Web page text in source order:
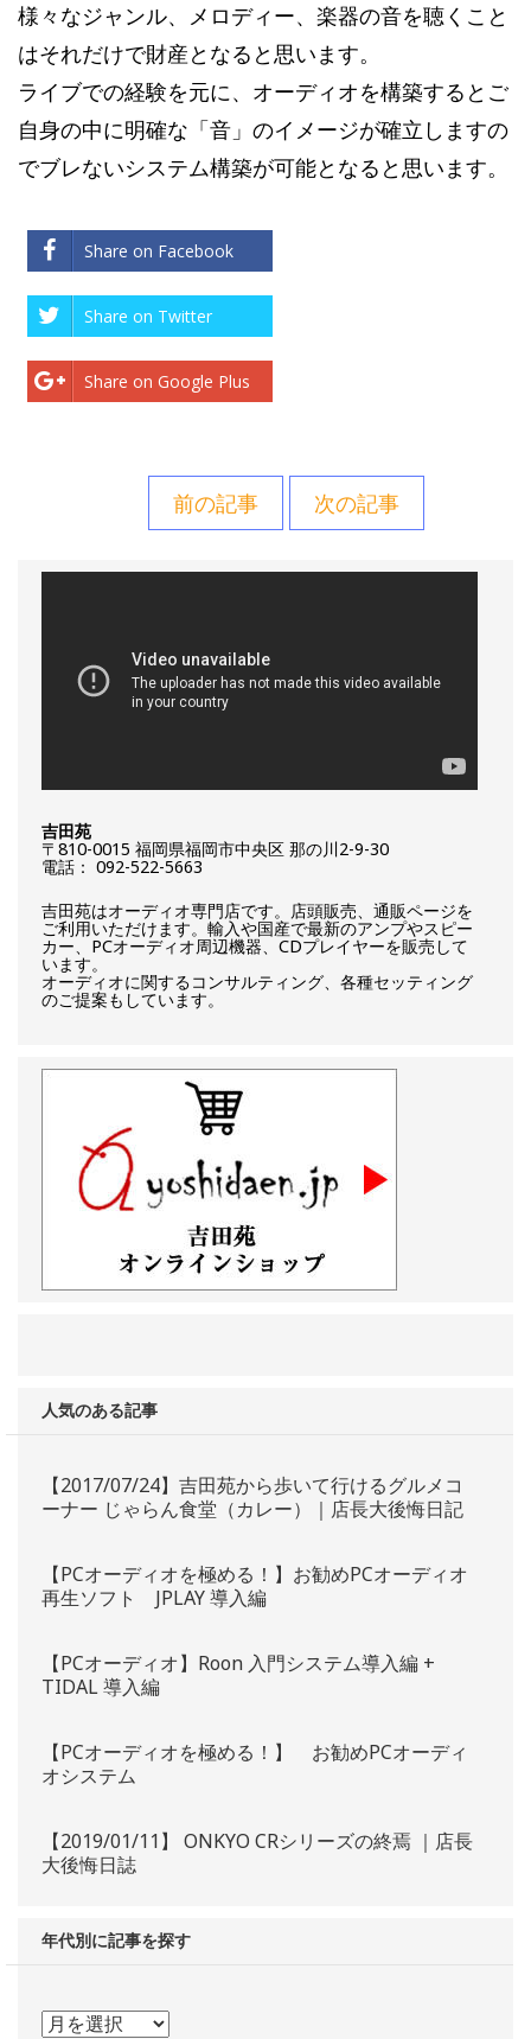
様々なジャンル、メロディー、楽器の音を聴くこと
はそれだけで財産となると思います。
ライブでの経験を元に、オーディオを構築するとご
自身の中に明確な「音」のイメージが確立しますの
でブレないシステム構築が可能となると思います。
Share on Facebook
Share on Twitter
Share on Google Plus
前の記事 次の記事
吉田苑
〒810-0015 福岡県福岡市中央区 那の川2-9-30
電話： 092-522-5663
吉田苑はオーディオ専門店です。店頭販売、通販ページを
ご利用いただけます。輸入や国産で最新のアンプやスピー
カー、PCオーディオ周辺機器、CDプレイヤーを販売して
います。
オーディオに関するコンサルティング、各種セッティング
のご提案もしています。
人気のある記事
【2017/07/24】吉田苑から歩いて行けるグルメコ
ーナー じゃらん食堂（カレー）｜店長大後悔日記
【PCオーディオを極める！】お勧めPCオーディオ
再生ソフト JPLAY 導入編
【PCオーディオ】Roon 入門システム導入編 +
TIDAL 導入編
【PCオーディオを極める！】 お勧めPCオーディ
オシステム
【2019/01/11】 ONKYO CRシリーズの終焉 ｜店長
大後悔日誌
年代別に記事を探す
年